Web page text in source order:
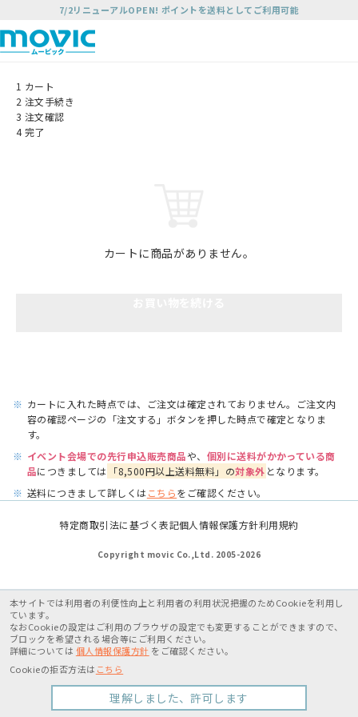
7/2リニューアルOPEN! ポイントを送料としてご利用可能
1 カート
2 注文手続き
3 注文確認
4 完了
カートに商品がありません。
※ カートに入れた時点では、ご注文は確定されておりません。ご注文内
容の確認ページの「注文する」ボタンを押した時点で確定となりま
す。
※ イベント会場での先行申込販売商品や、 個別に送料がかかっている商
品につきましては 「8,500円以上送料無料」の対象外 となります。
※ 送料につきまして詳しくはこちらをご確認ください。
特定商取引法に基づく表記個人情報保護方針利用規約
Copyright movic Co.,Ltd. 2005-2026
本サイトでは利用者の利便性向上と利用者の利用状況把握のためCookieを利用し
ています。
なおCookieの設定はご利用のブラウザの設定でも変更することができますので、
ブロックを希望される場合等にご利用ください。
詳細については 個人情報保護方針 をご確認ください。
Cookieの拒否方法は こちら
理解しました、許可します